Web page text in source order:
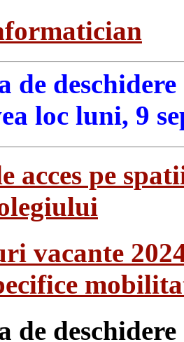
de
loc luni, 9
acces pe
vacante
de